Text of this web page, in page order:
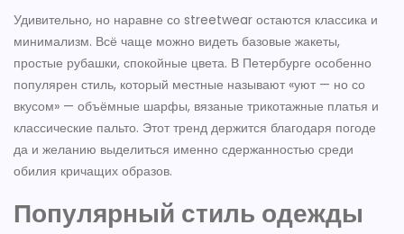
Удивительно, но наравне со streetwear остаются классика и
минимализм. Всё чаще можно видеть базовые жакеты,
простые рубашки, спокойные цвета. В Петербурге особенно
популярен стиль, который местные называют «уют — но со
вкусом» — объёмные шарфы, вязаные трикотажные платья и
классические пальто. Этот тренд держится благодаря погоде
да и желанию выделиться именно сдержанностью среди
обилия кричащих образов.
Популярный стиль одежды